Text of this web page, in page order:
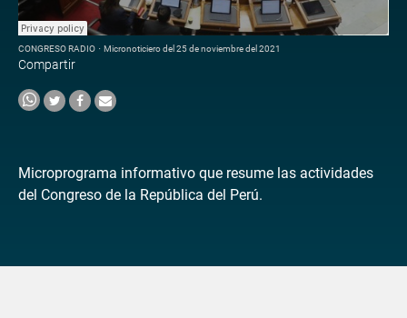
CONGRESO RADIO · Micronoticiero del 25 de noviembre del 2021
Compartir
Microprograma informativo que resume las actividades
del Congreso de la República del Perú.